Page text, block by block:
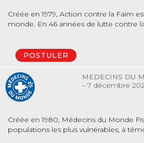
Créée en 1979, Action contre la Faim
monde. En 46 années de lutte contre
POSTULER
MEDECINS DU
– 7 décembre
Créée en 1980, Médecins du Monde
populations les plus vulnérables, à